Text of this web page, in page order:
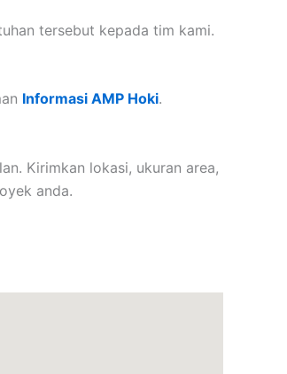
tersebut kepada tim kami.
Informasi AMP Hoki.
Kirimkan lokasi, ukuran area,
anda.